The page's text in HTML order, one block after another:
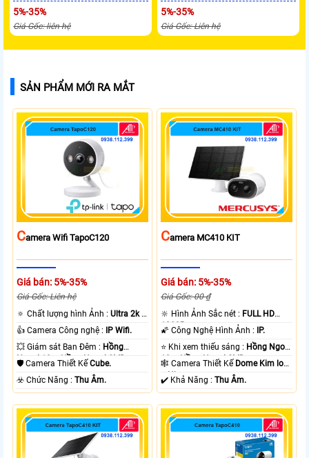
5%-35%
Giá Gốc: liên hệ
5%-35%
Giá Gốc: Liên hệ
SẢN PHẨM MỚI RA MẮT
CAmera Wifi TapoC120
Giá bán: 5%-35%
Giá Gốc: Liên hệ
🔅 Chất lượng hình Ảnh :Ultra 2k +
.
👍 Camera Công nghệ :
IP Wifi.
💥 Giám sát Ban Đêm : Hồng
Ngoại 10m Hồng Ngoại SMD.
🛡 Camera Thiết KếCube.
️☣️ Chức Năng :Thu Âm.
CAmera MC410 KIT
Giá bán: 5%-35%
Giá Gốc: 00 ₫
🔆 Hình Ảnh Sắc nét : FULL HD
1080P .
🌠 Công Nghệ Hình Ảnh :
IP.
⭐ Khi xem thiếu sáng : Hồng Ngoại
10m Hồng Ngoại SMD.
🕸️ Camera Thiết Kế Dome Kim loại
+ Nhựa.
️✔️ Khả Năng :Thu Âm.